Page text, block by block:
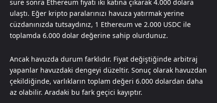
süre sonra Ethereum fiyatı iki katına çıkarak 4.000 dolara
ulaştı. Eğer kripto paralarınızı havuza yatırmak yerine
cüzdanınızda tutsaydınız, 1 Ethereum ve 2.000 USDC ile
toplamda 6.000 dolar değerine sahip olurdunuz.
Ancak havuzda durum farklıdır. Fiyat değiştiğinde arbitraj
yapanlar havuzdaki dengeyi düzeltir. Sonuç olarak havuzdan
çekildiğinde, varlıkların toplam değeri 6.000 dolardan daha
az olabilir. Aradaki bu fark geçici kayıptır.